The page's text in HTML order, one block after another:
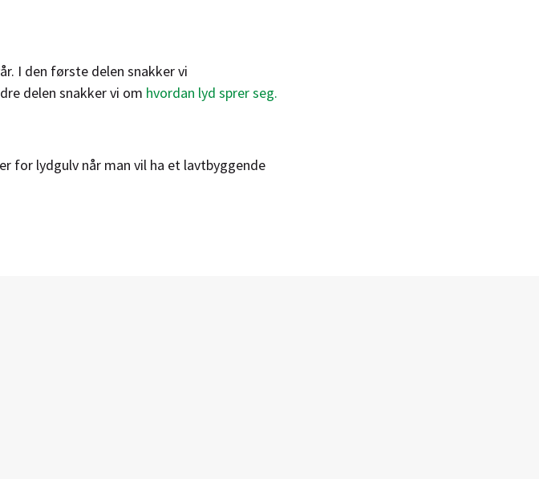
I den første delen snakker vi
delen snakker vi om hvordan lyd sprer seg.
for lydgulv når man vil ha et lavtbyggende